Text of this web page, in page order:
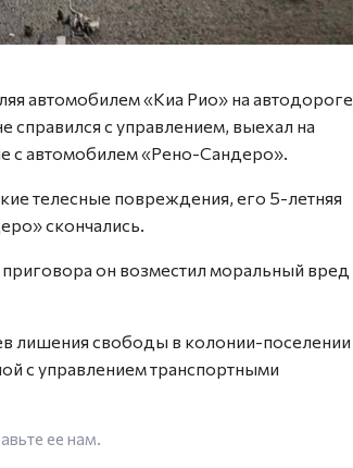
автомобилем «Киа Рио» на автодороге
с управлением, выехал на
с автомобилем «Рено-Сандеро».
телесные повреждения, его 5-летняя
скончались.
он возместил моральный вред
лишения свободы в колонии-поселении
с управлением транспортными
ее нам.